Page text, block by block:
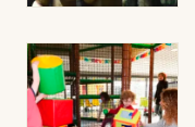
Artistes en tournée
Actus à Morteau
Magazine à